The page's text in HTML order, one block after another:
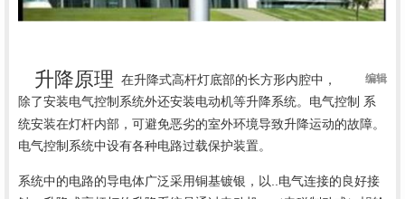
升降原理 编辑
在升降式高杆灯底部的长方形内腔中，
除了安装电气控制系统外还安装电动机等升降系统。电气控制 系
统安装在灯杆内部，可避免恶劣的室外环境导致升降运动的故障。
电气控制系统中设有各种电路过载保护装置。
系统中的电路的导电体广泛采用铜基镀银，以..电气连接的良好接